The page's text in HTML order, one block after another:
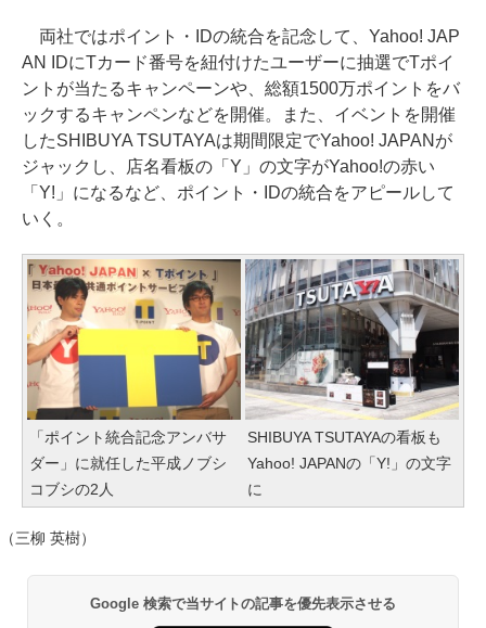
両社ではポイント・IDの統合を記念して、Yahoo! JAP
AN IDにTカード番号を紐付けたユーザーに抽選でTポイ
ントが当たるキャンペーンや、総額1500万ポイントをバ
ックするキャンペンなどを開催。また、イベントを開催
したSHIBUYA TSUTAYAは期間限定でYahoo! JAPANが
ジャックし、店名看板の「Y」の文字がYahoo!の赤い
「Y!」になるなど、ポイント・IDの統合をアピールして
いく。
「ポイント統合記念アンバサ
ダー」に就任した平成ノブシ
コブシの2人
SHIBUYA TSUTAYAの看板も
Yahoo! JAPANの「Y!」の文字
に
（三柳 英樹）
Google 検索で当サイトの記事を優先表示させる